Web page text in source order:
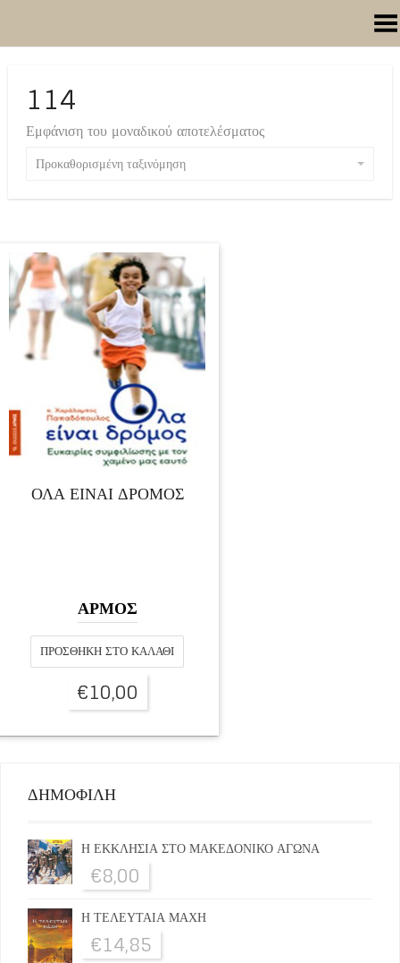
Toggle Menu
114
Εμφάνιση του μοναδικού αποτελέσματος
Προκαθορισμένη ταξινόμηση
ΌΛΑ ΕΊΝΑΙ ΔΡΌΜΟΣ
ΑΡΜΟΣ
ΠΡΟΣΘΉΚΗ ΣΤΟ ΚΑΛΆΘΙ
€10,00
ΔΗΜΟΦΙΛΗ
Η ΕΚΚΛΗΣΙΑ ΣΤΟ ΜΑΚΕΔΟΝΙΚΟ ΑΓΩΝΑ
€8,00
Η ΤΕΛΕΥΤΑΙΑ ΜΑΧΗ
€14,85